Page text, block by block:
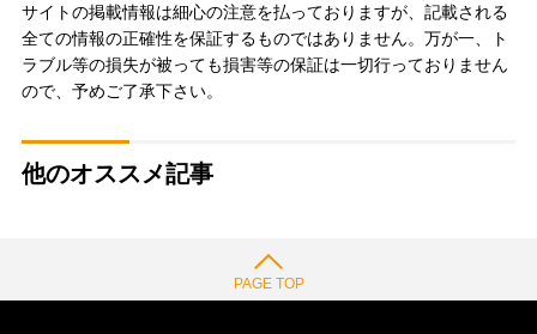
サイトの掲載情報は細心の注意を払っておりますが、記載される
全ての情報の正確性を保証するものではありません。万が一、ト
ラブル等の損失が被っても損害等の保証は一切行っておりません
ので、予めご了承下さい。
他のオススメ記事
PAGE TOP